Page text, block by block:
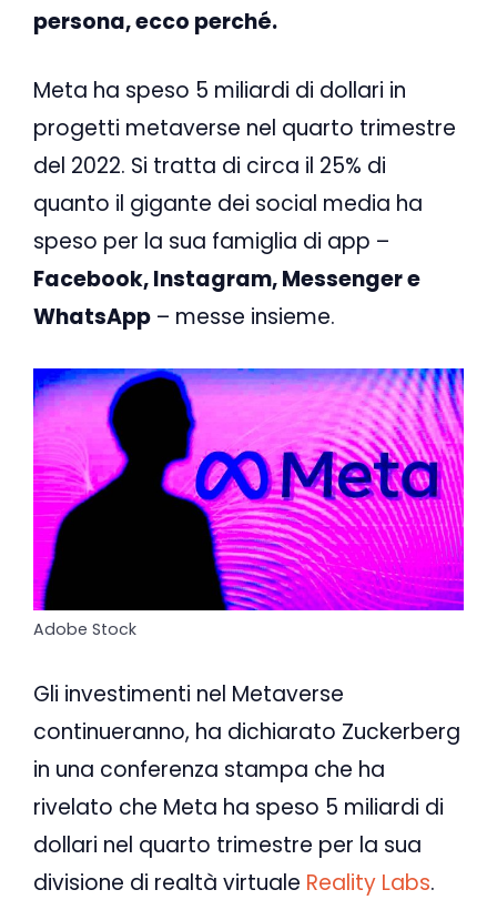
persona, ecco perché.
Meta ha speso 5 miliardi di dollari in
progetti metaverse nel quarto trimestre
del 2022. Si tratta di circa il 25% di
quanto il gigante dei social media ha
speso per la sua famiglia di app –
Facebook, Instagram, Messenger e
WhatsApp – messe insieme.
Adobe Stock
Gli investimenti nel Metaverse
continueranno, ha dichiarato Zuckerberg
in una conferenza stampa che ha
rivelato che Meta ha speso 5 miliardi di
dollari nel quarto trimestre per la sua
divisione di realtà virtuale Reality Labs.